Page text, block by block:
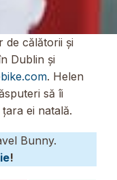
călătorii și
Dublin și
. Helen
să îi
ei natală.
Bunny.
!